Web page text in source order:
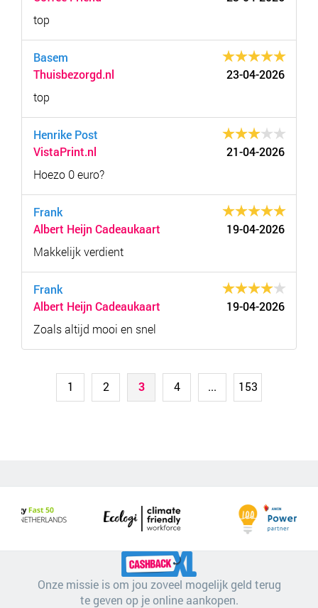
top
Basem
Thuisbezorgd.nl
23-04-2026
top
Henrike Post
VistaPrint.nl
21-04-2026
Hoezo 0 euro?
Frank
Albert Heijn Cadeaukaart
19-04-2026
Makkelijk verdient
Frank
Albert Heijn Cadeaukaart
19-04-2026
Zoals altijd mooi en snel
1 2 3 4 ... 153
Onze missie is om jou zoveel mogelijk geld terug
te geven op je online aankopen.